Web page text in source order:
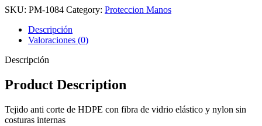
SKU: PM-1084 Category: Proteccion Manos
Descripción
Valoraciones (0)
Descripción
Product Description
Tejido anti corte de HDPE con fibra de vidrio elástico y nylon sin
costuras internas